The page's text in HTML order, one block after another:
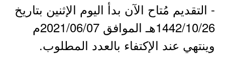
- التقديم مُتاح الآن بدأ اليوم الإثنين بتاريخ
1442/10/26هـ الموافق 2021/06/07م
وينتهي عند الإكتفاء بالعدد المطلوب.